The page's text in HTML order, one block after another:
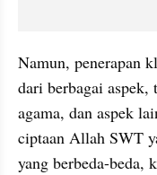
Namun, penerapan
dari berbagai aspek,
agama, dan aspek
ciptaan Allah SWT
yang berbeda-beda,